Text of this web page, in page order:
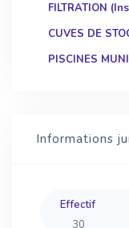
FILTRATION
CUVES DE
PISCINES
Informations
Effectif
30